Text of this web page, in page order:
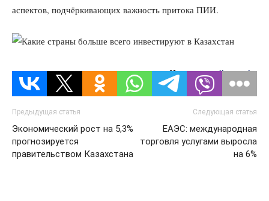
аспектов, подчёркивающих важность притока ПИИ.
Источник: dknews.kz
Предыдущая статья
Экономический рост на 5,3%
прогнозируется
правительством Казахстана
Следующая статья
ЕАЭС: международная
торговля услугами выросла
на 6%